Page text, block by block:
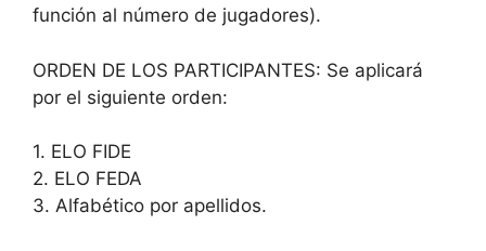
función al número de jugadores).
ORDEN DE LOS PARTICIPANTES: Se aplicará
por el siguiente orden:
1. ELO FIDE
2. ELO FEDA
3. Alfabético por apellidos.